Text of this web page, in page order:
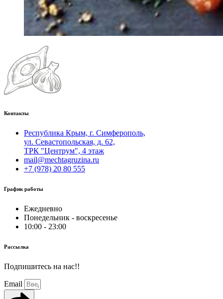
Контакты
Республика Крым, г. Симферополь,
ул. Севастопольская, д. 62,
ТРК "Центрум", 4 этаж
mail@mechtagruzina.ru
+7 (978) 20 80 555
График работы
Ежедневно
Понедельник - воскресенье
10:00 - 23:00
Рассылка
Подпишитесь на нас!!
Email